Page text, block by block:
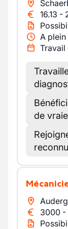
16.13 -
A
Travail
de
3000 -